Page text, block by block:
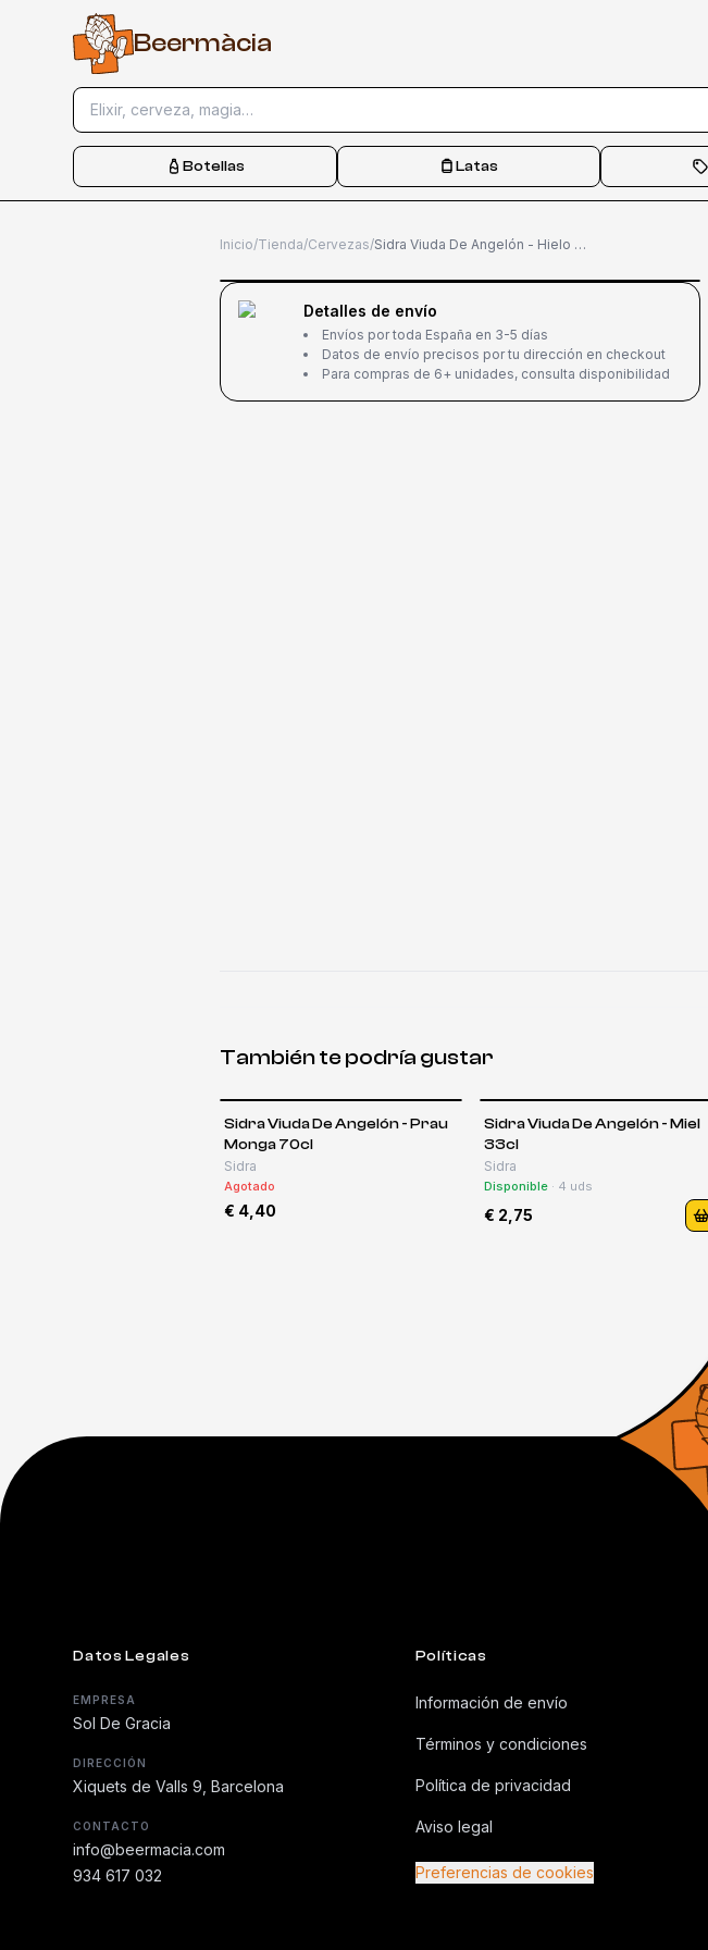
Beermàcia
Elixir, cerveza, magia…
Botellas Latas
Inicio/Tienda/Cervezas/ Sidra Viuda De Angelón - Hielo 37.5cl
-6 Detalles de envío
Envíos por toda España en 3-5 días
Datos de envío precisos por tu dirección en checkout
Para compras de 6+ unidades, consulta disponibilidad
También te podría gustar
Sidra Viuda De Angelón - Prau
Monga 70cl
Sidra
Agotado
€ 4,40
Sidra Viuda De Angelón - Miel
33cl
Sidra
Disponible· 4 uds
€ 2,75
Datos Legales
EMPRESA
Sol De Gracia
DIRECCIÓN
Xiquets de Valls 9, Barcelona
CONTACTO
info@beermacia.com
934 617 032
Políticas
Información de envío
Términos y condiciones
Política de privacidad
Aviso legal
Preferencias de cookies